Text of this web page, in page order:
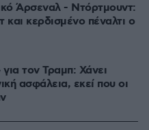
Άρσεναλ - Ντόρτμουντ:
κερδισμένο πέναλτι ο
τον Τραμπ: Χάνει
ασφάλεια, εκεί που οι